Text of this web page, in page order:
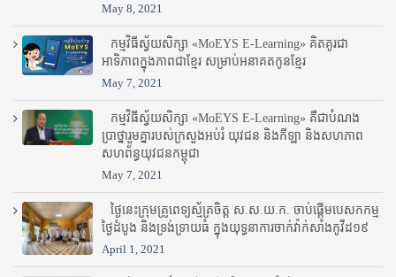
May 8, 2021
កម្មវិធីស្វ័យសិក្សា «MoEYS E-Learning» គិតគូរជា
អាទិភាពក្នុងភាពជាខ្មែរ សម្រាប់អនាគតកូនខ្មែរ
May 7, 2021
កម្មវិធីស្វ័យសិក្សា «MoEYS E-Learning» គឺជាបំណង
ប្រាថ្នារួមគ្នារបស់ក្រសួងអប់រំ​ យុវជន និងកីឡា និងសហភាព
សហព័ន្ធយុវជនកម្ពុជា
May 7, 2021
ថ្ងៃនេះក្រុមគ្រូពេទ្យស្ម័គ្រចិត្ត ស.ស.យ.ក. ចាប់ផ្តើមបេសកកម្ម
ថ្ងៃដំបូង និងទ្រង់ទ្រាយធំ ក្នុងយុទ្ធនាការចាក់វ៉ាក់សាំងកូវីដ១៩
April 1, 2021